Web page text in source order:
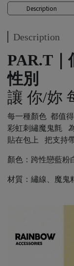
Description
Description
PAR.T｜
性別
讓 你/妳
每一種顏色 都值得
彩虹刺繡魔鬼氈
貼在包上 把支持帶
顏色：跨性戀藍粉
材質：繡線、魔鬼